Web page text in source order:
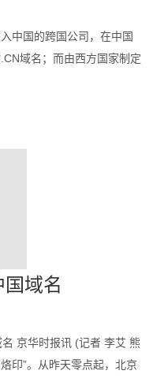
国的跨国公司，在中国
域名；而由西方国家制定
。。
域名
京华时报讯 (记者 李艾 熊
印”。从昨天零点起，北京